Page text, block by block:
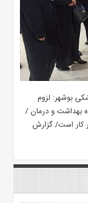
بوشهر: لزوم
بهداشت و درمان /
کار است/ گزارش